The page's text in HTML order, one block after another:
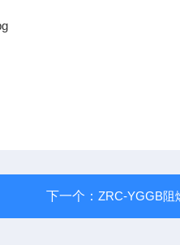
下一个： ZRC-YGGB阻